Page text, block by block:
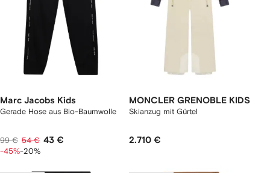
Marc Jacobs Kids
Gerade Hose aus Bio-Baumwolle
99 € 54 € 43 €
-45%-20%
MONCLER GRENOBLE KIDS
Skianzug mit Gürtel
2.710 €